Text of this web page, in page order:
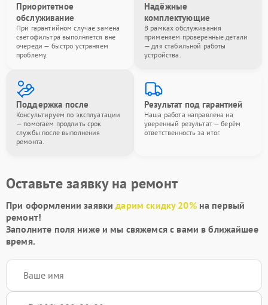
Приоритетное
обслуживание
При гарантийном случае замена
светофильтра выполняется вне
очереди — быстро устраняем
проблему.
Надёжные
комплектующие
В рамках обслуживания
применяем проверенные детали
— для стабильной работы
устройства.
Поддержка после
Консультируем по эксплуатации
— помогаем продлить срок
службы после выполнения
ремонта.
Результат под гарантией
Наша работа направлена на
уверенный результат — берём
ответственность за итог.
Оставьте заявку на ремонт
При оформлении заявкидарим скидку 20%на первый
ремонт!
Заполните поля ниже и мы свяжемся с вами в ближайшее
время.